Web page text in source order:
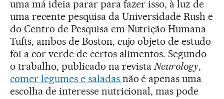
uma má ideia parar para fazer isso, à luz de
uma recente pesquisa da Universidade Rush e
do Centro de Pesquisa em Nutrição Humana
Tufts, ambos de Boston, cujo objeto de estudo
foi a cor verde de certos alimentos. Segundo
o trabalho, publicado na revistaNeurology,
comer legumes e saladas não é apenas uma
escolha de interesse nutricional, mas pode